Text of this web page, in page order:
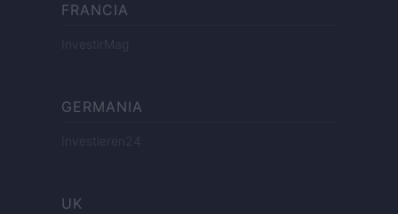
FRANCIA
InvestirMag
GERMANIA
Investieren24
UK